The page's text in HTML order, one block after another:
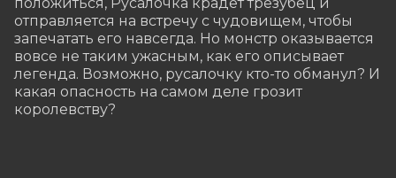
отправляется на встречу с чудовищем, чтобы
запечатать его навсегда. Но монстр оказывается
вовсе не таким ужасным, как его описывает
легенда. Возможно, русалочку кто-то обманул? И
какая опасность на самом деле грозит
королевству?